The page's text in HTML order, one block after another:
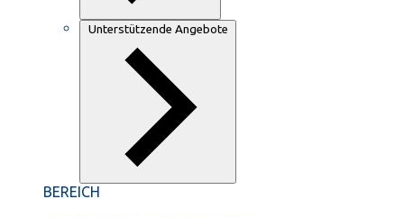
Unterstützende Angebote
BEREICH